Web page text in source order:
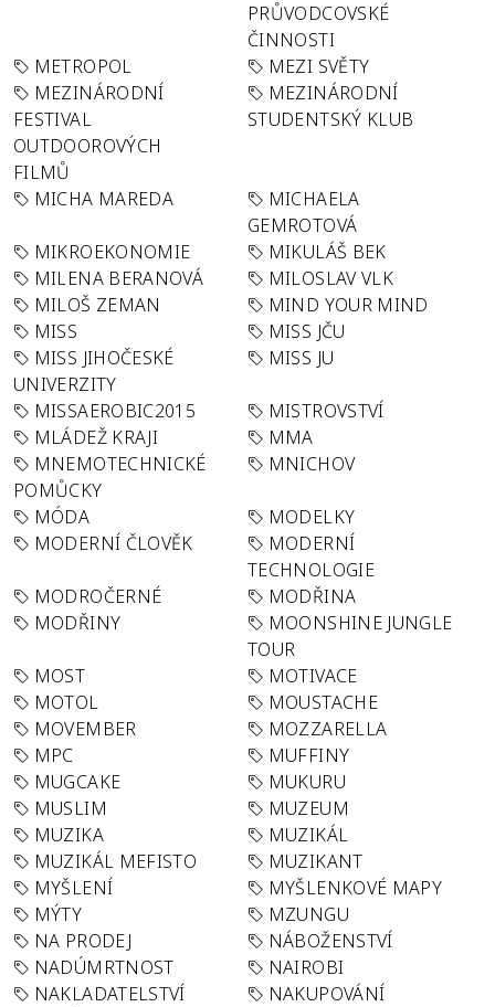
PRŮVODCOVSKÉ
ČINNOSTI
METROPOL
MEZI SVĚTY
MEZINÁRODNÍ
FESTIVAL
OUTDOOROVÝCH
FILMŮ
MEZINÁRODNÍ
STUDENTSKÝ KLUB
MICHA MAREDA
MICHAELA
GEMROTOVÁ
MIKROEKONOMIE
MIKULÁŠ BEK
MILENA BERANOVÁ
MILOSLAV VLK
MILOŠ ZEMAN
MIND YOUR MIND
MISS
MISS JČU
MISS JIHOČESKÉ
UNIVERZITY
MISS JU
MISSAEROBIC2015
MISTROVSTVÍ
MLÁDEŽ KRAJI
MMA
MNEMOTECHNICKÉ
POMŮCKY
MNICHOV
MÓDA
MODELKY
MODERNÍ ČLOVĚK
MODERNÍ
TECHNOLOGIE
MODROČERNÉ
MODŘINA
MODŘINY
MOONSHINE JUNGLE
TOUR
MOST
MOTIVACE
MOTOL
MOUSTACHE
MOVEMBER
MOZZARELLA
MPC
MUFFINY
MUGCAKE
MUKURU
MUSLIM
MUZEUM
MUZIKA
MUZIKÁL
MUZIKÁL MEFISTO
MUZIKANT
MYŠLENÍ
MYŠLENKOVÉ MAPY
MÝTY
MZUNGU
NA PRODEJ
NÁBOŽENSTVÍ
NADÚMRTNOST
NAIROBI
NAKLADATELSTVÍ
NAKUPOVÁNÍ